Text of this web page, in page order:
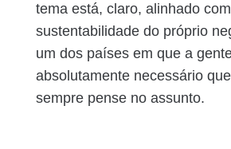
tema está, claro, alinhado
sustentabilidade do próprio
um dos países em que a
absolutamente necessário
sempre pense no assunto.